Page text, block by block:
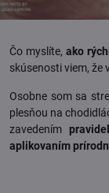
Čo myslíte,ako
skúsenosti viem, že
Osobne som sa
plesňou na
zavedením
aplikovaním